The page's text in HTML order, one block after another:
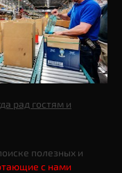
рад гостям и
полезных и
с нами